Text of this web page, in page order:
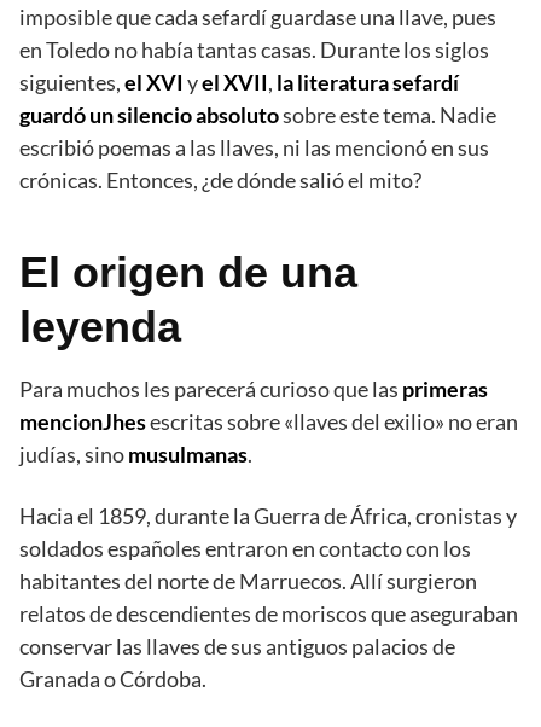
imposible que cada sefardí guardase una llave, pues
en Toledo no había tantas casas. Durante los siglos
siguientes,el XVI yel XVII, la literatura sefardí
guardó un silencio absolutosobre este tema. Nadie
escribió poemas a las llaves, ni las mencionó en sus
crónicas. Entonces, ¿de dónde salió el mito?
El origen de una
leyenda
Para muchos les parecerá curioso que las primeras
mencionJhesescritas sobre «llaves del exilio» no eran
judías, sinomusulmanas.
Hacia el 1859, durante la Guerra de África, cronistas y
soldados españoles entraron en contacto con los
habitantes del norte de Marruecos. Allí surgieron
relatos de descendientes de moriscos que aseguraban
conservar las llaves de sus antiguos palacios de
Granada o Córdoba.